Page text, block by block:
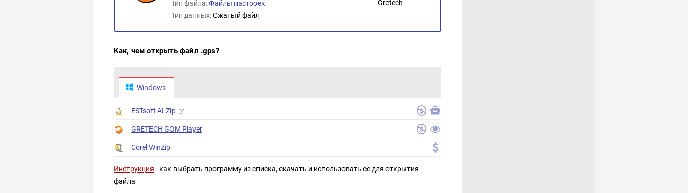
Тип файла:Файлы настроек
Тип данных:Сжатый файл
Gretech
Как, чем открыть файл .gps?
Windows
ESTsoft ALZip
GRETECH GOM Player
Corel WinZip
Инструкция - как выбрать программу из списка, скачать и использовать ее для открытия
файла